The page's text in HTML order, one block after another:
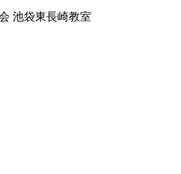
池袋東長崎教室